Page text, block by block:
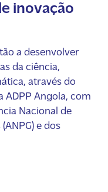
inovação
a desenvolver
da ciência,
através do
ADPP Angola, com
Nacional de
e dos